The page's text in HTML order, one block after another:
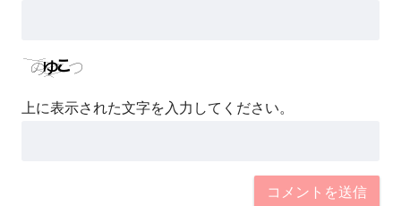
上に表示された文字を入力してください。